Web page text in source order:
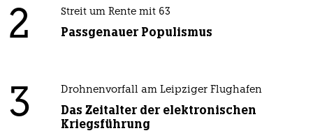
2 Streit um Rente mit 63
Passgenauer Populismus
3 Drohnenvorfall am Leipziger Flughafen
Das Zeitalter der elektronischen
Kriegsführung